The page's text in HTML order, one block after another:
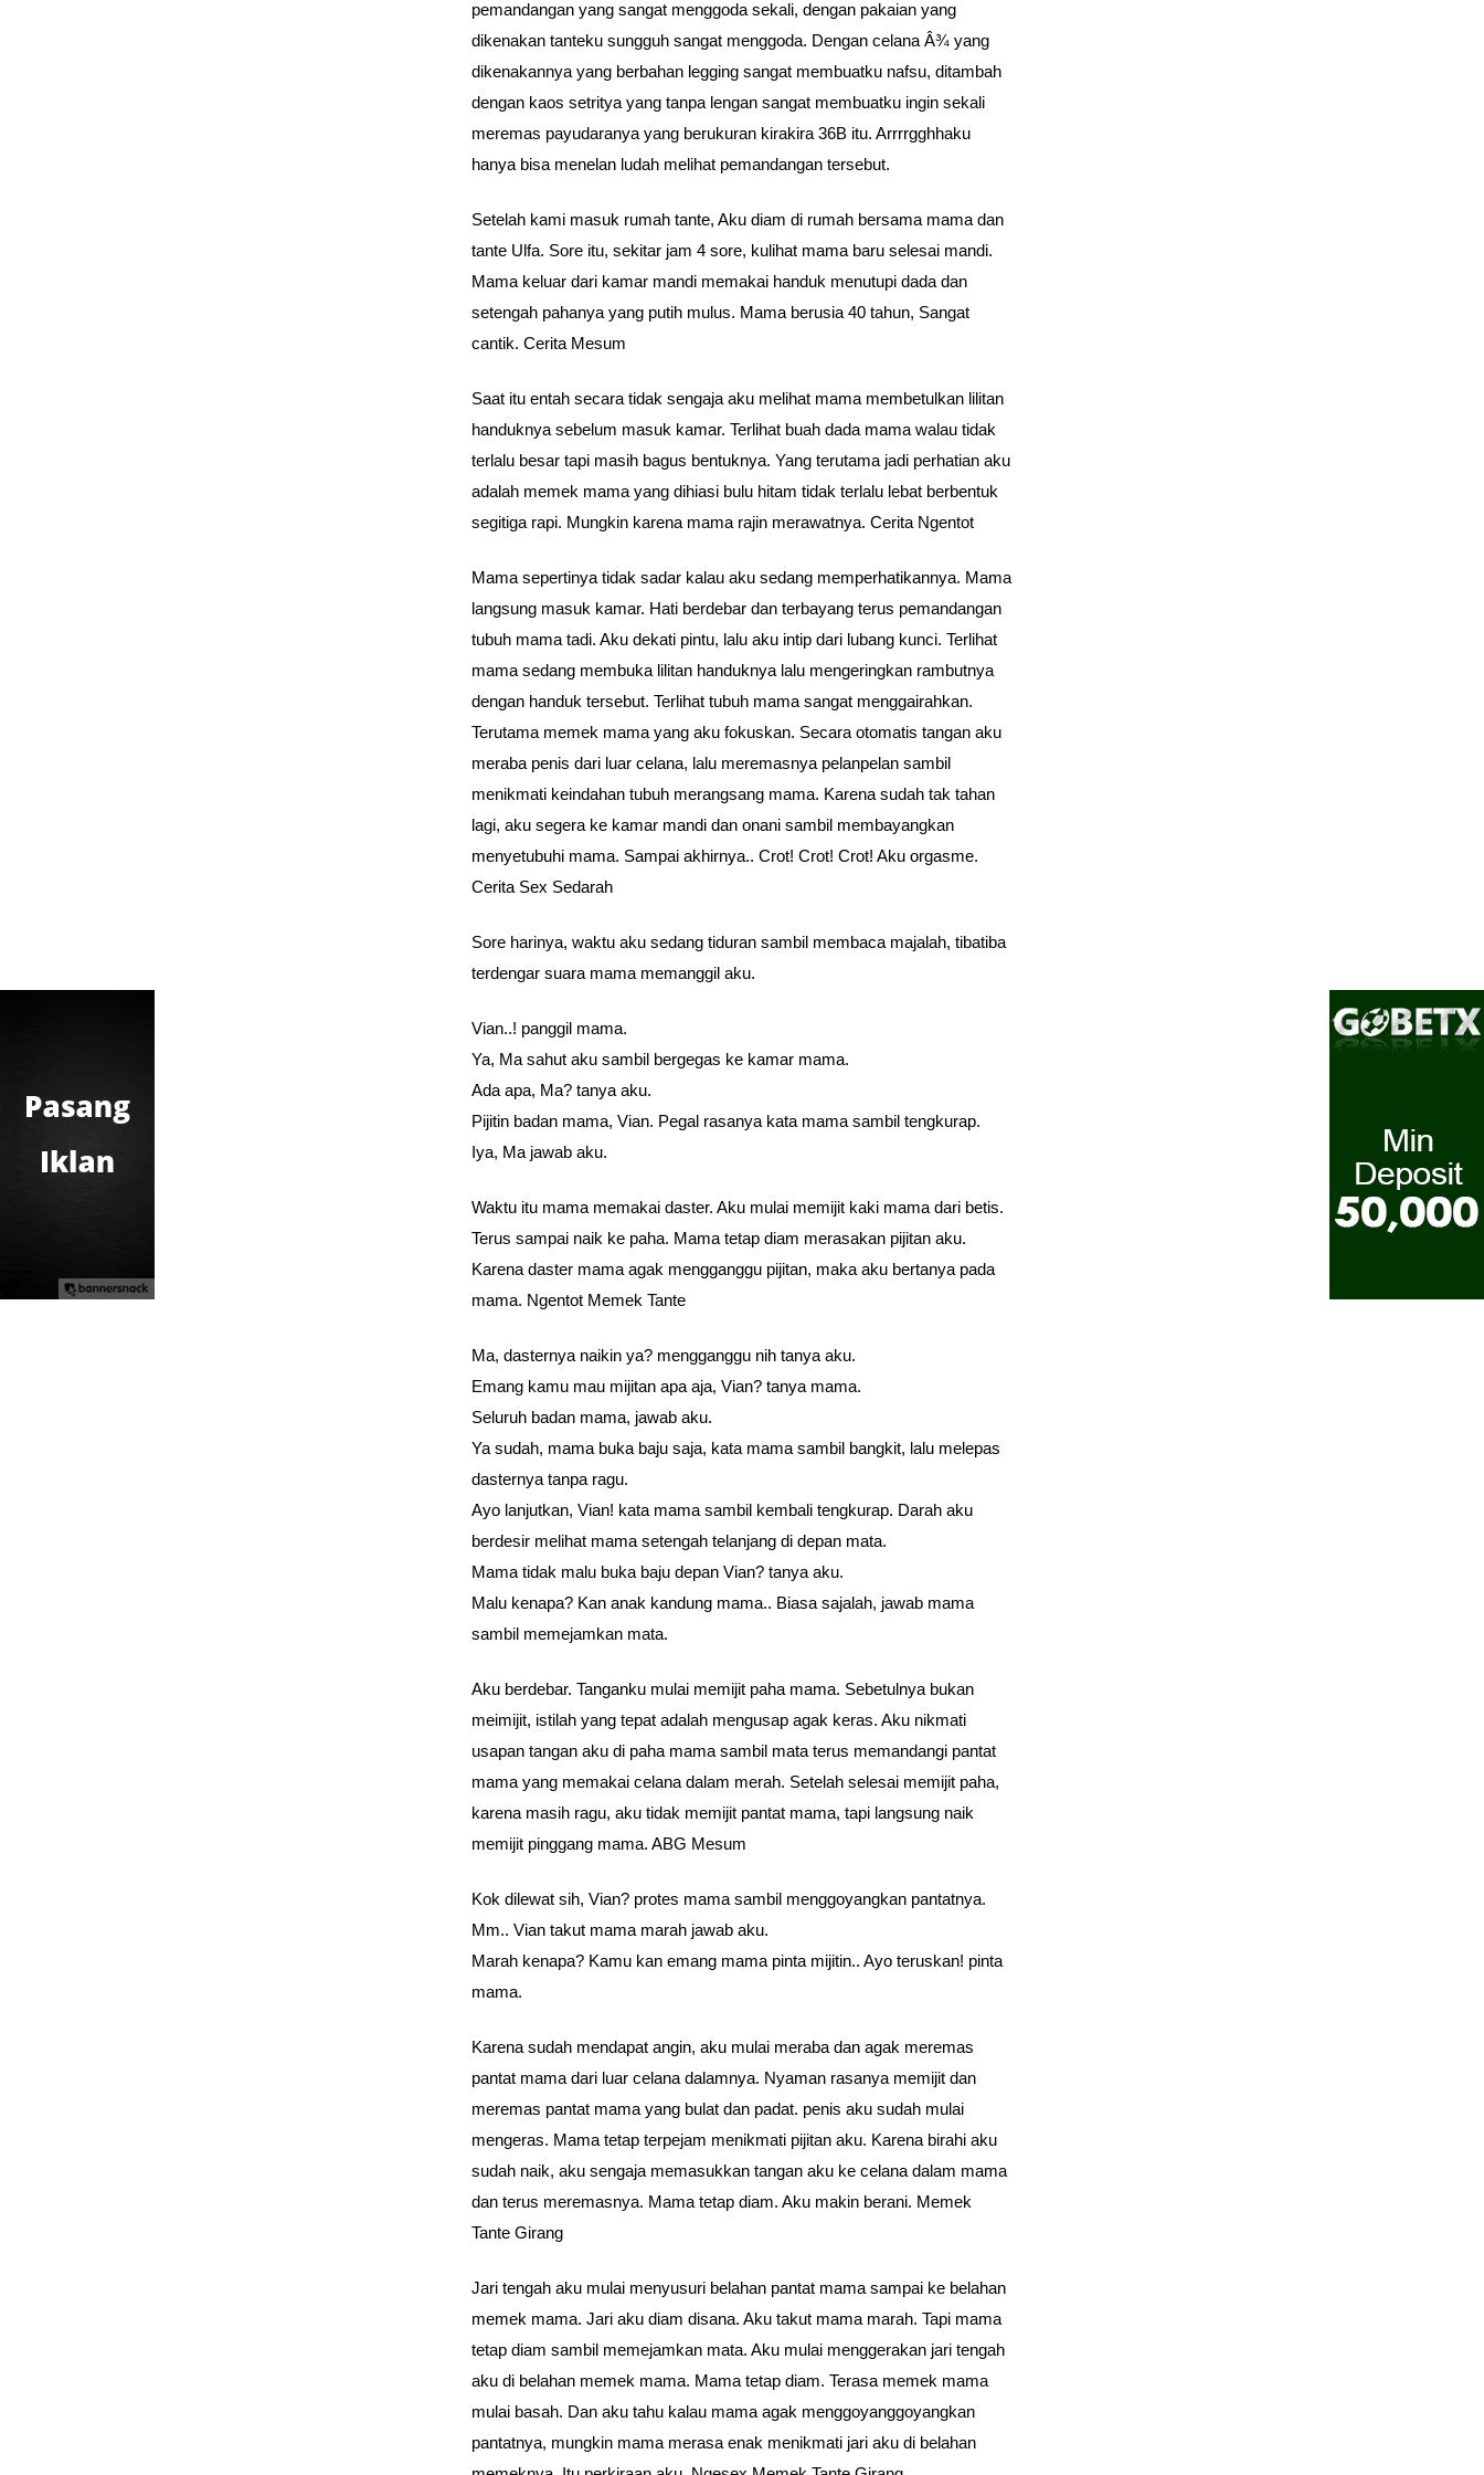
pemandangan yang sangat menggoda sekali, dengan pakaian yang
dikenakan tanteku sungguh sangat menggoda. Dengan celana Â¾ yang
dikenakannya yang berbahan legging sangat membuatku nafsu, ditambah
dengan kaos setritya yang tanpa lengan sangat membuatku ingin sekali
meremas payudaranya yang berukuran kirakira 36B itu. Arrrrgghhaku
hanya bisa menelan ludah melihat pemandangan tersebut.
Setelah kami masuk rumah tante, Aku diam di rumah bersama mama dan
tante Ulfa. Sore itu, sekitar jam 4 sore, kulihat mama baru selesai mandi.
Mama keluar dari kamar mandi memakai handuk menutupi dada dan
setengah pahanya yang putih mulus. Mama berusia 40 tahun, Sangat
cantik. Cerita Mesum
Saat itu entah secara tidak sengaja aku melihat mama membetulkan lilitan
handuknya sebelum masuk kamar. Terlihat buah dada mama walau tidak
terlalu besar tapi masih bagus bentuknya. Yang terutama jadi perhatian aku
adalah memek mama yang dihiasi bulu hitam tidak terlalu lebat berbentuk
segitiga rapi. Mungkin karena mama rajin merawatnya. Cerita Ngentot
Mama sepertinya tidak sadar kalau aku sedang memperhatikannya. Mama
langsung masuk kamar. Hati berdebar dan terbayang terus pemandangan
tubuh mama tadi. Aku dekati pintu, lalu aku intip dari lubang kunci. Terlihat
mama sedang membuka lilitan handuknya lalu mengeringkan rambutnya
dengan handuk tersebut. Terlihat tubuh mama sangat menggairahkan.
Terutama memek mama yang aku fokuskan. Secara otomatis tangan aku
meraba penis dari luar celana, lalu meremasnya pelanpelan sambil
menikmati keindahan tubuh merangsang mama. Karena sudah tak tahan
lagi, aku segera ke kamar mandi dan onani sambil membayangkan
menyetubuhi mama. Sampai akhirnya.. Crot! Crot! Crot! Aku orgasme.
Cerita Sex Sedarah
Sore harinya, waktu aku sedang tiduran sambil membaca majalah, tibatiba
terdengar suara mama memanggil aku.
Vian..! panggil mama.
Ya, Ma sahut aku sambil bergegas ke kamar mama.
Ada apa, Ma? tanya aku.
Pijitin badan mama, Vian. Pegal rasanya kata mama sambil tengkurap.
Iya, Ma jawab aku.
Waktu itu mama memakai daster. Aku mulai memijit kaki mama dari betis.
Terus sampai naik ke paha. Mama tetap diam merasakan pijitan aku.
Karena daster mama agak mengganggu pijitan, maka aku bertanya pada
mama. Ngentot Memek Tante
Ma, dasternya naikin ya? mengganggu nih tanya aku.
Emang kamu mau mijitan apa aja, Vian? tanya mama.
Seluruh badan mama, jawab aku.
Ya sudah, mama buka baju saja, kata mama sambil bangkit, lalu melepas
dasternya tanpa ragu.
Ayo lanjutkan, Vian! kata mama sambil kembali tengkurap. Darah aku
berdesir melihat mama setengah telanjang di depan mata.
Mama tidak malu buka baju depan Vian? tanya aku.
Malu kenapa? Kan anak kandung mama.. Biasa sajalah, jawab mama
sambil memejamkan mata.
Aku berdebar. Tanganku mulai memijit paha mama. Sebetulnya bukan
meimijit, istilah yang tepat adalah mengusap agak keras. Aku nikmati
usapan tangan aku di paha mama sambil mata terus memandangi pantat
mama yang memakai celana dalam merah. Setelah selesai memijit paha,
karena masih ragu, aku tidak memijit pantat mama, tapi langsung naik
memijit pinggang mama. ABG Mesum
Kok dilewat sih, Vian? protes mama sambil menggoyangkan pantatnya.
Mm.. Vian takut mama marah jawab aku.
Marah kenapa? Kamu kan emang mama pinta mijitin.. Ayo teruskan! pinta
mama.
Karena sudah mendapat angin, aku mulai meraba dan agak meremas
pantat mama dari luar celana dalamnya. Nyaman rasanya memijit dan
meremas pantat mama yang bulat dan padat. penis aku sudah mulai
mengeras. Mama tetap terpejam menikmati pijitan aku. Karena birahi aku
sudah naik, aku sengaja memasukkan tangan aku ke celana dalam mama
dan terus meremasnya. Mama tetap diam. Aku makin berani. Memek
Tante Girang
Jari tengah aku mulai menyusuri belahan pantat mama sampai ke belahan
memek mama. Jari aku diam disana. Aku takut mama marah. Tapi mama
tetap diam sambil memejamkan mata. Aku mulai menggerakan jari tengah
aku di belahan memek mama. Mama tetap diam. Terasa memek mama
mulai basah. Dan aku tahu kalau mama agak menggoyanggoyangkan
pantatnya, mungkin mama merasa enak menikmati jari aku di belahan